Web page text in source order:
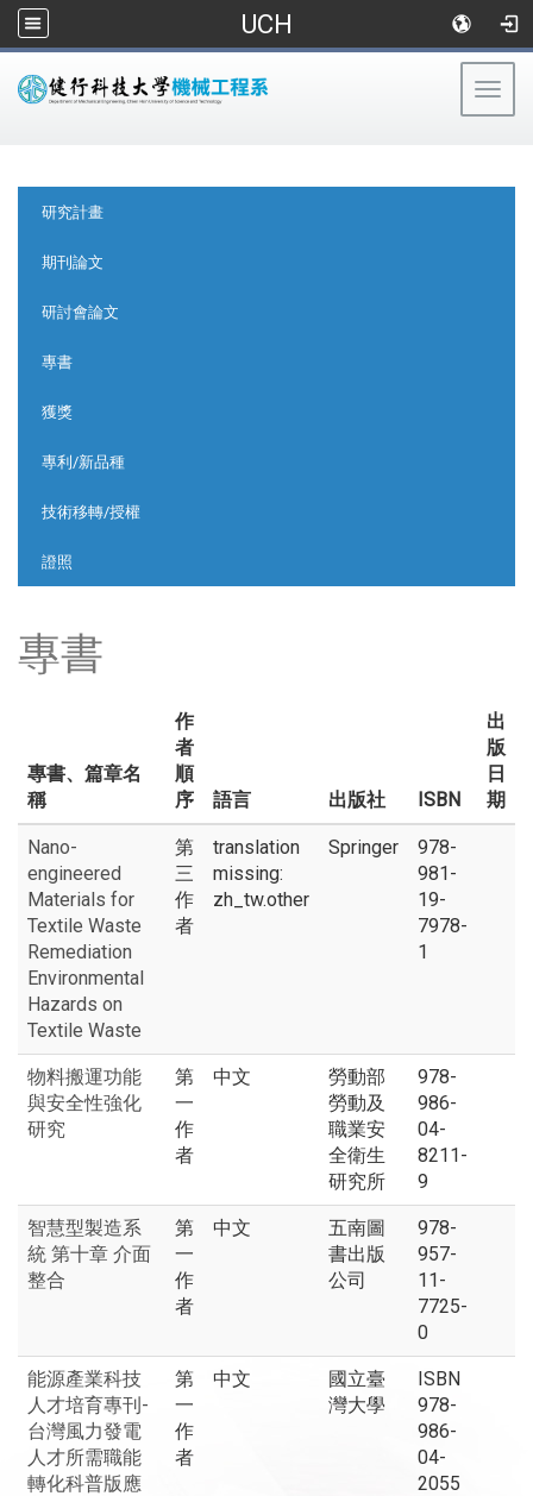
UCH
研究計畫
期刊論文
研討會論文
專書
獲獎
專利/新品種
技術移轉/授權
證照
專書
專書、篇章名
稱
作
者
順
序
語言 出版社 ISBN
出
版
日
期
Nano-
engineered
Materials for
Textile Waste
Remediation
Environmental
Hazards on
Textile Waste
第
三
作
者
translation
missing:
zh_tw.other
Springer
978-
981-
19-
7978-
1
物料搬運功能
與安全性強化
研究
第
一
作
者
中文
勞動部
勞動及
職業安
全衛生
研究所
978-
986-
04-
8211-
9
智慧型製造系
統 第十章 介面
整合
第
一
作
者
中文
五南圖
書出版
公司
978-
957-
11-
7725-
0
能源產業科技
人才培育專刊-
台灣風力發電
人才所需職能
轉化科普版應
第
一
作
者
中文
國立臺
灣大學
ISBN
978-
986-
04-
2055